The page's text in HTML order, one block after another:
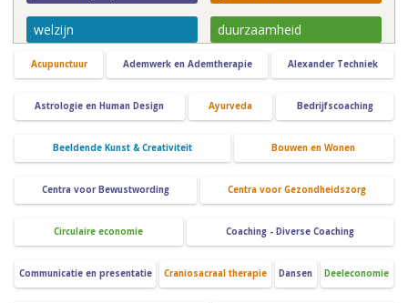
welzijn duurzaamheid
Acupunctuur Ademwerk en Ademtherapie Alexander Techniek
Astrologie en Human Design Ayurveda Bedrijfscoaching
Beeldende Kunst & Creativiteit Bouwen en Wonen
Centra voor Bewustwording Centra voor Gezondheidszorg
Circulaire economie Coaching - Diverse Coaching
Communicatie en presentatie Craniosacraal therapie Dansen Deeleconomie